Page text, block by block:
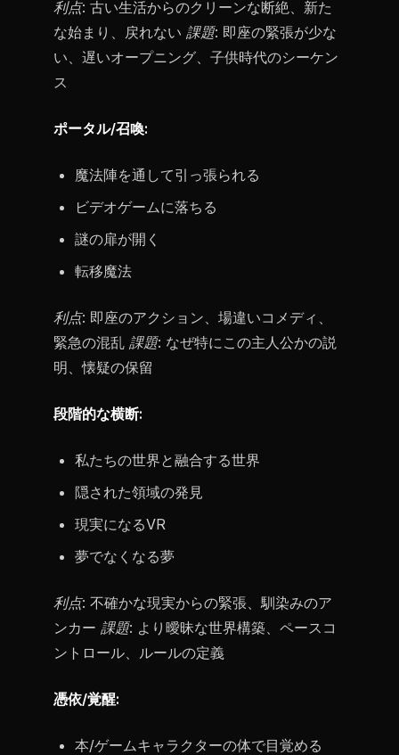
利点: 古い生活からのクリーンな断絶、新た
な始まり、戻れない 課題: 即座の緊張が少な
い、遅いオープニング、子供時代のシーケン
ス
ポータル/召喚:
魔法陣を通して引っ張られる
ビデオゲームに落ちる
謎の扉が開く
転移魔法
利点: 即座のアクション、場違いコメディ、
緊急の混乱 課題: なぜ特にこの主人公かの説
明、懐疑の保留
段階的な横断:
私たちの世界と融合する世界
隠された領域の発見
現実になるVR
夢でなくなる夢
利点: 不確かな現実からの緊張、馴染みのア
ンカー 課題: より曖昧な世界構築、ペースコ
ントロール、ルールの定義
憑依/覚醒:
本/ゲームキャラクターの体で目覚める